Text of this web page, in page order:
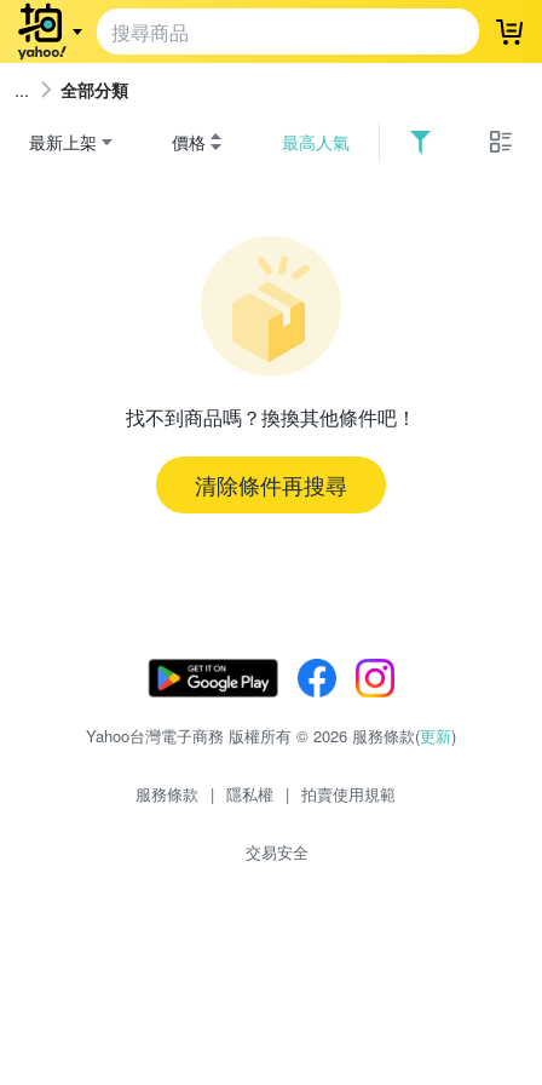
登
全部分類
最新上架 價格 最高人氣
找不到商品嗎？換換其他條件吧！
清除條件再搜尋
Yahoo台灣電子商務 版權所有 © 2026 服務條款(更新)
服務條款 | 隱私權 | 拍賣使用規範
交易安全